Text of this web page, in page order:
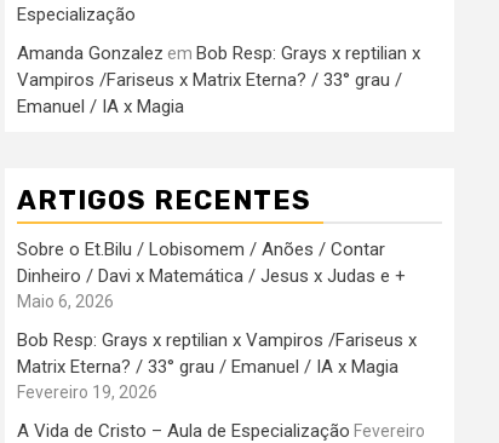
Especialização
Amanda Gonzalez em Bob Resp: Grays x reptilian x
Vampiros /Fariseus x Matrix Eterna? / 33° grau /
Emanuel / IA x Magia
ARTIGOS RECENTES
Sobre o Et.Bilu / Lobisomem / Anões / Contar
Dinheiro / Davi x Matemática / Jesus x Judas e +
Maio 6, 2026
Bob Resp: Grays x reptilian x Vampiros /Fariseus x
Matrix Eterna? / 33° grau / Emanuel / IA x Magia
Fevereiro 19, 2026
A Vida de Cristo – Aula de Especialização Fevereiro